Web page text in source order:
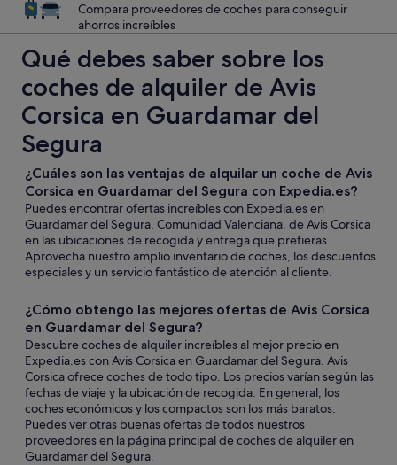
Compara proveedores de coches para conseguir
ahorros increíbles
Qué debes saber sobre los
coches de alquiler de Avis
Corsica en Guardamar del
Segura
¿Cuáles son las ventajas de alquilar un coche de Avis
Corsica en Guardamar del Segura con Expedia.es?
Puedes encontrar ofertas increíbles con Expedia.es en
Guardamar del Segura, Comunidad Valenciana, de Avis Corsica
en las ubicaciones de recogida y entrega que prefieras.
Aprovecha nuestro amplio inventario de coches, los descuentos
especiales y un servicio fantástico de atención al cliente.
¿Cómo obtengo las mejores ofertas de Avis Corsica
en Guardamar del Segura?
Descubre coches de alquiler increíbles al mejor precio en
Expedia.es con Avis Corsica en Guardamar del Segura. Avis
Corsica ofrece coches de todo tipo. Los precios varían según las
fechas de viaje y la ubicación de recogida. En general, los
coches económicos y los compactos son los más baratos.
Puedes ver otras buenas ofertas de todos nuestros
proveedores en la página principal de coches de alquiler en
Guardamar del Segura.